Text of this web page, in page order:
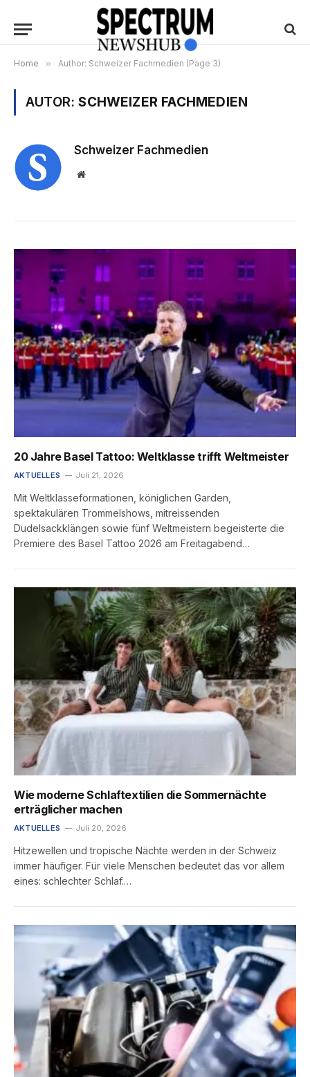
Home » Author: Schweizer Fachmedien (Page 3)
AUTOR:SCHWEIZER FACHMEDIEN
Schweizer Fachmedien
Website
20 Jahre Basel Tattoo: Weltklasse trifft Weltmeister
AKTUELLES Juli 21, 2026
Mit Weltklasseformationen, königlichen Garden,
spektakulären Trommelshows, mitreissenden
Dudelsackklängen sowie fünf Weltmeistern begeisterte die
Premiere des Basel Tattoo 2026 am Freitagabend…
Wie moderne Schlaftextilien die Sommernächte
erträglicher machen
AKTUELLES Juli 20, 2026
Hitzewellen und tropische Nächte werden in der Schweiz
immer häufiger. Für viele Menschen bedeutet das vor allem
eines: schlechter Schlaf.…